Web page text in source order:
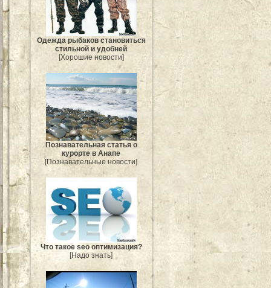
Одежда рыбаков становиться
стильной и удобней
[Хорошие новости]
Познавательная статья о
курорте в Анапе
[Познавательные новости]
Что такое seo оптимизация?
[Надо знать]